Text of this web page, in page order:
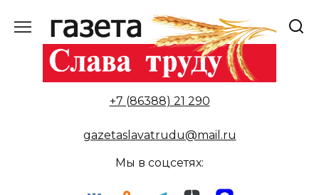
содержанию
+7 (86388) 21 290
gazetaslavatrudu@mail.ru
Мы в соцсетях: